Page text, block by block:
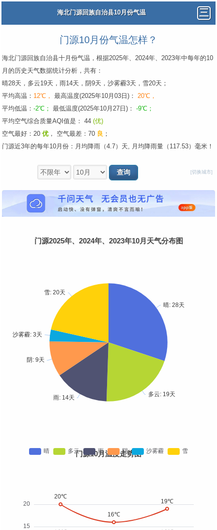
海北门源回族自治县10月份气温
门源10月份气温怎样？
海北门源回族自治县十月份气温，根据2025年、2024年、2023年中每年的10
月的历史天气数据统计分析，共有：
晴28天，多云19天，雨14天，阴9天，沙雾霾3天，雪20天；
平均高温： 12℃， 最高温度(2025年10月03日)： 20℃，
平均低温： -2℃； 最低温度(2025年10月27日)： -9℃；
平均空气综合质量AQI值是： 44 (优)
空气最好：20 优 ， 空气最差：70 良 ；
门源近3年的每年10月份：月均降雨（4.7）天, 月均降雨量（117.53）毫米！
[切换城市]
门源2025年、2024年、2023年10月天气分布图
门源10月温度走势图